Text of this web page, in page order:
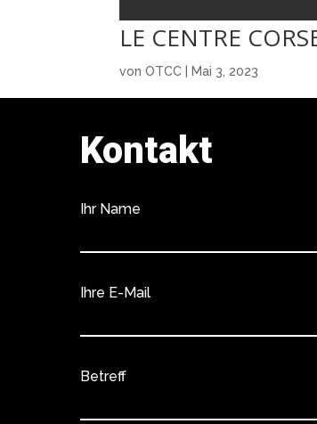
LE CENTRE
vonOTCC Mai 3, 2023
Kontakt
Ihr Name
Ihre E-Mail
Betreff